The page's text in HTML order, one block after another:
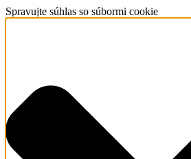
Spravujte súhlas so súbormi cookie